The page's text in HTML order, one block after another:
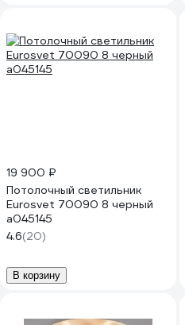
19 900 ₽
Потолочный светильник
Eurosvet 70090 8 черный
a045145
4.6(20)
В корзину